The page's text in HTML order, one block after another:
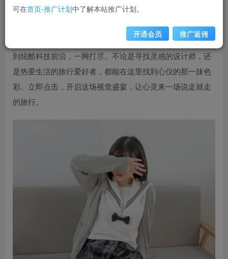
【在线看】有料来袭！本次精选合集绝对不容错过，内
，每一张都承载着独特的故事
与视角。从壮丽自然风光到城市人文纪实，从温馨生活瞬间
到炫酷科技前沿，一网打尽。不论是寻找灵感的设计师，还
是热爱生活的旅行爱好者，都能在这里找到心仪的那一抹色
彩。立即点击，开启这场视觉盛宴，让心灵来一场说走就走
的旅行。
可在首页-推广计划中了解本站推广计划。
开通会员 推广返佣